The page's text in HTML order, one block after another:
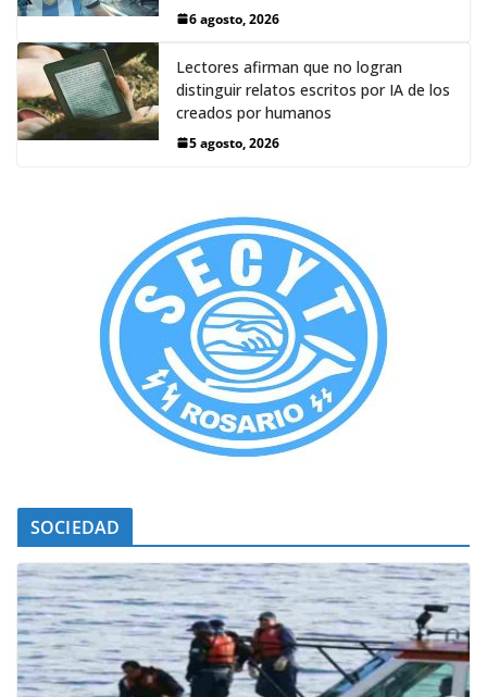
6 agosto, 2026
Lectores afirman que no logran
distinguir relatos escritos por IA de los
creados por humanos
5 agosto, 2026
SOCIEDAD